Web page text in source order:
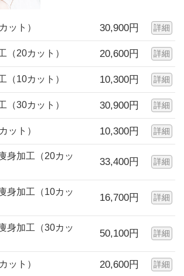
ット） 30,900円 詳細
（20カット） 20,600円 詳細
（10カット） 10,300円 詳細
（30カット） 30,900円 詳細
ット） 10,300円 詳細
身加工（20カッ
33,400円 詳細
身加工（10カッ
16,700円 詳細
身加工（30カッ
50,100円 詳細
ット） 20,600円 詳細